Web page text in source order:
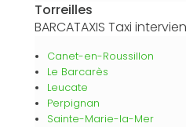
Torreilles
BARCATAXIS Taxi
Canet-en-Roussillon
Le Barcarès
Leucate
Perpignan
Sainte-Marie-la-Mer